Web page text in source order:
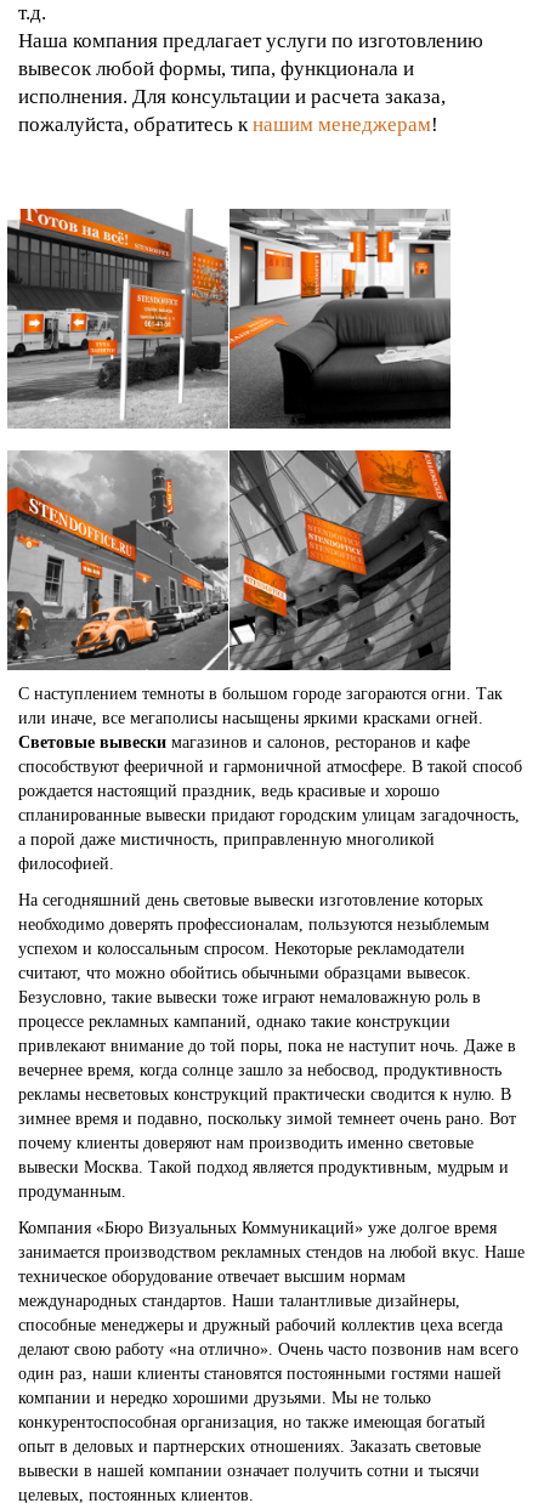
т.д.
Наша компания предлагает услуги по изготовлению
вывесок любой формы, типа, функционала и
исполнения. Для консультации и расчета заказа,
пожалуйста, обратитесь кнашим менеджерам!
С наступлением темноты в большом городе загораются огни. Так
или иначе, все мегаполисы насыщены яркими красками огней.
Световые вывески магазинов и салонов, ресторанов и кафе
способствуют фееричной и гармоничной атмосфере. В такой способ
рождается настоящий праздник, ведь красивые и хорошо
спланированные вывески придают городским улицам загадочность,
а порой даже мистичность, приправленную многоликой
философией.
На сегодняшний день световые вывески изготовление которых
необходимо доверять профессионалам, пользуются незыблемым
успехом и колоссальным спросом. Некоторые рекламодатели
считают, что можно обойтись обычными образцами вывесок.
Безусловно, такие вывески тоже играют немаловажную роль в
процессе рекламных кампаний, однако такие конструкции
привлекают внимание до той поры, пока не наступит ночь. Даже в
вечернее время, когда солнце зашло за небосвод, продуктивность
рекламы несветовых конструкций практически сводится к нулю. В
зимнее время и подавно, поскольку зимой темнеет очень рано. Вот
почему клиенты доверяют нам производить именно световые
вывески Москва. Такой подход является продуктивным, мудрым и
продуманным.
Компания «Бюро Визуальных Коммуникаций» уже долгое время
занимается производством рекламных стендов на любой вкус. Наше
техническое оборудование отвечает высшим нормам
международных стандартов. Наши талантливые дизайнеры,
способные менеджеры и дружный рабочий коллектив цеха всегда
делают свою работу «на отлично». Очень часто позвонив нам всего
один раз, наши клиенты становятся постоянными гостями нашей
компании и нередко хорошими друзьями. Мы не только
конкурентоспособная организация, но также имеющая богатый
опыт в деловых и партнерских отношениях. Заказать световые
вывески в нашей компании означает получить сотни и тысячи
целевых, постоянных клиентов.